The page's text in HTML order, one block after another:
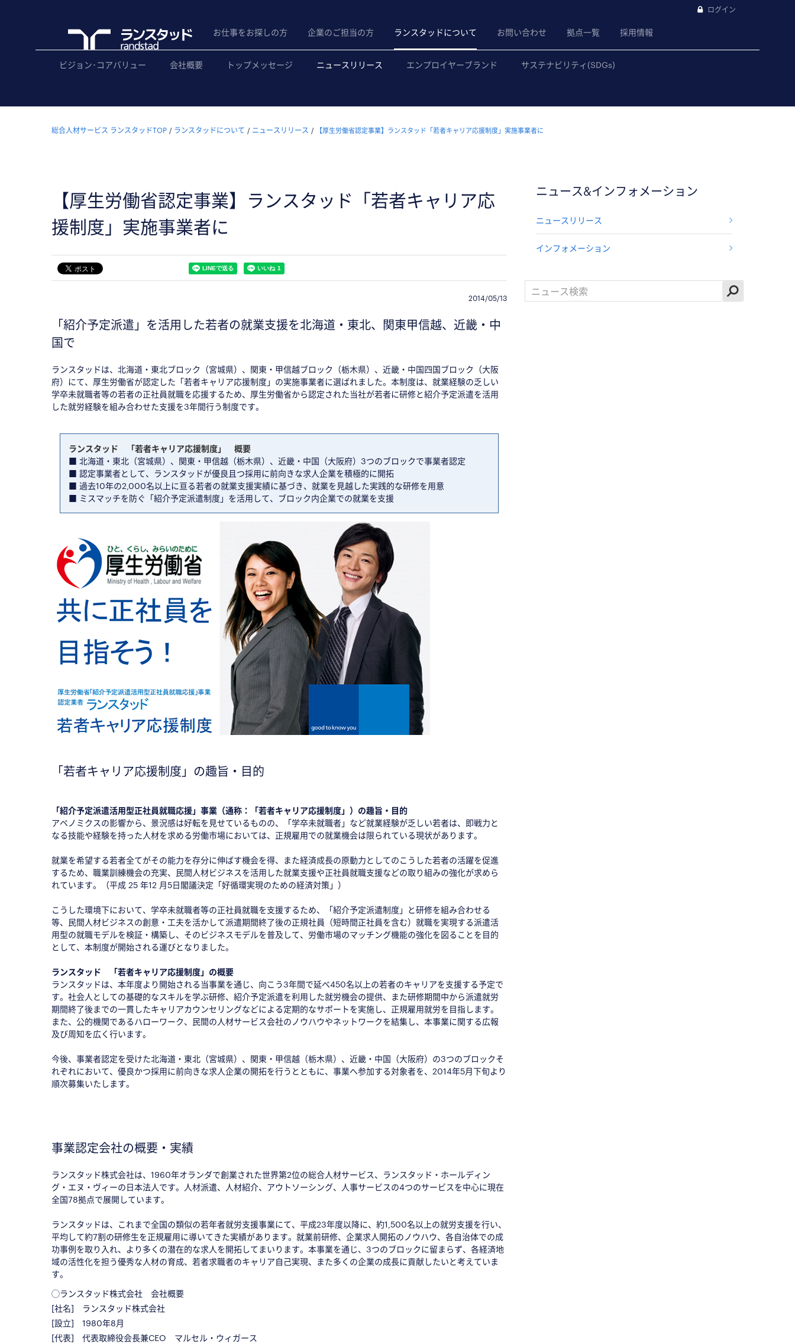
ログイン
お仕事をお探しの方 企業のご担当の方 ランスタッドについて お問い合わせ 拠点一覧 採用情報
ビジョン･コアバリュー 会社概要 トップメッセージ ニュースリリース エンプロイヤーブランド サステナビリティ(SDGs)
総合人材サービス ランスタッドTOP ランスタッドについて ニュースリリース 【厚生労働省認定事業】ランスタッド「若者キャリア応援制度」実施事業者に
【厚生労働省認定事業】ランスタッド「若者キャリア応
援制度」実施事業者に
2014/05/13
「紹介予定派遣」を活用した若者の就業支援を北海道・東北、関東甲信越、近畿・中
国で
ランスタッドは、北海道・東北ブロック（宮城県）、関東・甲信越ブロック（栃木県）、近畿・中国四国ブロック（大阪
府）にて、厚生労働省が認定した「若者キャリア応援制度」の実施事業者に選ばれました。本制度は、就業経験の乏しい
学卒未就職者等の若者の正社員就職を応援するため、厚生労働省から認定された当社が若者に研修と紹介予定派遣を活用
した就労経験を組み合わせた支援を3年間行う制度です。
ランスタッド 「若者キャリア応援制度」 概要
■ 北海道・東北（宮城県）、関東・甲信越（栃木県）、近畿・中国（大阪府）3つのブロックで事業者認定
■ 認定事業者として、ランスタッドが優良且つ採用に前向きな求人企業を積極的に開拓
■ 過去10年の2,000名以上に亘る若者の就業支援実績に基づき、就業を見越した実践的な研修を用意
■ ミスマッチを防ぐ「紹介予定派遣制度」を活用して、ブロック内企業での就業を支援
「若者キャリア応援制度」の趣旨・目的
「紹介予定派遣活用型正社員就職応援」事業（通称：「若者キャリア応援制度」）の趣旨・目的
アベノミクスの影響から、景況感は好転を見せているものの、「学卒未就職者」など就業経験が乏しい若者は、即戦力と
なる技能や経験を持った人材を求める労働市場においては、正規雇用での就業機会は限られている現状があります。
就業を希望する若者全てがその能力を存分に伸ばす機会を得、また経済成長の原動力としてのこうした若者の活躍を促進
するため、職業訓練機会の充実、民間人材ビジネスを活用した就業支援や正社員就職支援などの取り組みの強化が求めら
れています。（平成 25 年12 月5日閣議決定「好循環実現のための経済対策」）
こうした環境下において、学卒未就職者等の正社員就職を支援するため、「紹介予定派遣制度」と研修を組み合わせる
等、民間人材ビジネスの創意・工夫を活かして派遣期間終了後の正規社員（短時間正社員を含む）就職を実現する派遣活
用型の就職モデルを検証・構築し、そのビジネスモデルを普及して、労働市場のマッチング機能の強化を図ることを目的
として、本制度が開始される運びとなりました。
ランスタッド 「若者キャリア応援制度」の概要
ランスタッドは、本年度より開始される当事業を通じ、向こう3年間で延べ450名以上の若者のキャリアを支援する予定で
す。社会人としての基礎的なスキルを学ぶ研修、紹介予定派遣を利用した就労機会の提供、また研修期間中から派遣就労
期間終了後までの一貫したキャリアカウンセリングなどによる定期的なサポートを実施し、正規雇用就労を目指します。
また、公的機関であるハローワーク、民間の人材サービス会社のノウハウやネットワークを結集し、本事業に関する広報
及び周知を広く行います。
今後、事業者認定を受けた北海道・東北（宮城県）、関東・甲信越（栃木県）、近畿・中国（大阪府）の3つのブロックそ
れぞれにおいて、優良かつ採用に前向きな求人企業の開拓を行うとともに、事業へ参加する対象者を、2014年5月下旬より
順次募集いたします。
事業認定会社の概要・実績
ランスタッド株式会社は、1960年オランダで創業された世界第2位の総合人材サービス、ランスタッド・ホールディン
グ・エヌ・ヴィーの日本法人です。人材派遣、人材紹介、アウトソーシング、人事サービスの4つのサービスを中心に現在
全国78拠点で展開しています。
ランスタッドは、これまで全国の類似の若年者就労支援事業にて、平成23年度以降に、約1,500名以上の就労支援を行い、
平均して約7割の研修生を正規雇用に導いてきた実績があります。就業前研修、企業求人開拓のノウハウ、各自治体での成
功事例を取り入れ、より多くの潜在的な求人を開拓してまいります。本事業を通じ、3つのブロックに留まらず、各経済地
域の活性化を担う優秀な人材の育成、若者求職者のキャリア自己実現、また多くの企業の成長に貢献したいと考えていま
す。
◯ランスタッド株式会社 会社概要
[社名] ランスタッド株式会社
[設立] 1980年8月
[代表] 代表取締役会長兼CEO マルセル・ウィガース
ニュース&インフォメーション
ニュースリリース
インフォメーション